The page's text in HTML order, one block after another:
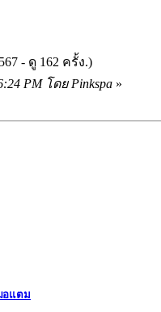
- ดู 162 ครั้ง.)
PM โดย Pinkspa »
อแตม